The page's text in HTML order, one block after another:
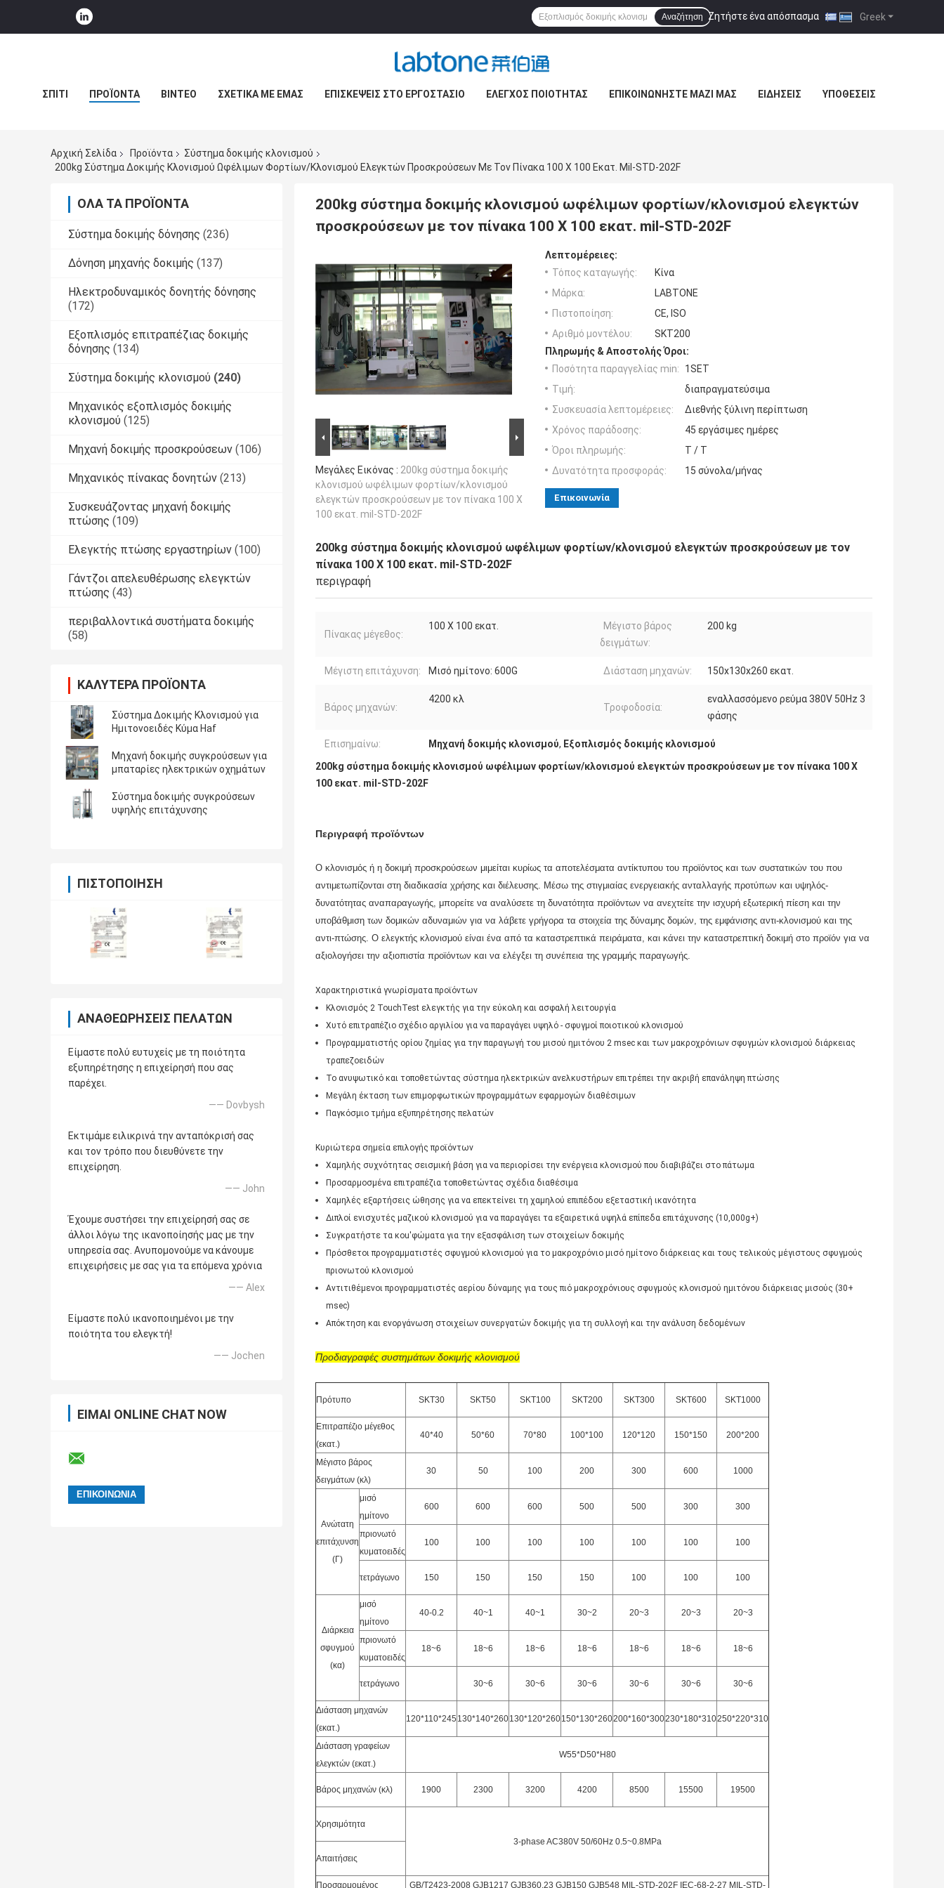
Greek
Ζητήστε ένα απόσπασμα |
Αναζήτηση
ΣΠΊΤΙ ΠΡΟΪΌΝΤΑ ΒΊΝΤΕΟ ΣΧΕΤΙΚΆ ΜΕ ΕΜΆΣ ΕΠΙΣΚΈΨΕΙΣ ΣΤΟ ΕΡΓΟΣΤΆΣΙΟ ΈΛΕΓΧΟΣ ΠΟΙΌΤΗΤΑΣ ΕΠΙΚΟΙΝΩΝΉΣΤΕ ΜΑΖΊ ΜΑΣ ΕΙΔΉΣΕΙΣ ΥΠΟΘΈΣΕΙΣ
Αρχική Σελίδα Προϊόντα
Σύστημα δοκιμής κλονισμού
200kg Σύστημα Δοκιμής Κλονισμού Ωφέλιμων Φορτίων/κλονισμού Ελεγκτών Προσκρούσεων Με Τον Πίνακα 100 X 100 Εκατ. Mil-STD-202F
ΌΛΑ ΤΑ ΠΡΟΪΌΝΤΑ
Σύστημα δοκιμής δόνησης (236)
Δόνηση μηχανής δοκιμής (137)
Ηλεκτροδυναμικός δονητής δόνησης
(172)
Εξοπλισμός επιτραπέζιας δοκιμής
δόνησης (134)
Σύστημα δοκιμής κλονισμού (240)
Μηχανικός εξοπλισμός δοκιμής
κλονισμού (125)
Μηχανή δοκιμής προσκρούσεων (106)
Μηχανικός πίνακας δονητών (213)
Συσκευάζοντας μηχανή δοκιμής
πτώσης (109)
Ελεγκτής πτώσης εργαστηρίων (100)
Γάντζοι απελευθέρωσης ελεγκτών
πτώσης (43)
περιβαλλοντικά συστήματα δοκιμής
(58)
ΚΑΛΎΤΕΡΑ ΠΡΟΪΌΝΤΑ
Σύστημα Δοκιμής Κλονισμού για
Ημιτονοειδές Κύμα Haf
Μηχανή δοκιμής συγκρούσεων για
μπαταρίες ηλεκτρικών οχημάτων
Σύστημα δοκιμής συγκρούσεων
υψηλής επιτάχυνσης
ΠΙΣΤΟΠΟΊΗΣΗ
ΑΝΑΘΕΩΡΉΣΕΙΣ ΠΕΛΑΤΏΝ
Είμαστε πολύ ευτυχείς με τη ποιότητα
εξυπηρέτησης η επιχείρησή που σας
παρέχει.
—— Dovbysh
Εκτιμάμε ειλικρινά την ανταπόκρισή σας
και τον τρόπο που διευθύνετε την
επιχείρηση.
—— John
Έχουμε συστήσει την επιχείρησή σας σε
άλλοι λόγω της ικανοποίησής μας με την
υπηρεσία σας. Ανυπομονούμε να κάνουμε
επιχειρήσεις με σας για τα επόμενα χρόνια
—— Alex
Είμαστε πολύ ικανοποιημένοι με την
ποιότητα του ελεγκτή!
—— Jochen
ΕΊΜΑΙ ONLINE CHAT NOW
200kg σύστημα δοκιμής κλονισμού ωφέλιμων φορτίων/κλονισμού ελεγκτών
προσκρούσεων με τον πίνακα 100 X 100 εκατ. mil-STD-202F
Μεγάλες Εικόνας : 200kg σύστημα δοκιμής
κλονισμού ωφέλιμων φορτίων/κλονισμού
ελεγκτών προσκρούσεων με τον πίνακα 100 X
100 εκατ. mil-STD-202F
Λεπτομέρειες:
Τόπος καταγωγής:
Κίνα
Μάρκα:
LABTONE
Πιστοποίηση:
CE, ISO
Αριθμό μοντέλου:
SKT200
Πληρωμής & Αποστολής Όροι:
Ποσότητα παραγγελίας min:
1SET
Τιμή:
διαπραγματεύσιμα
Συσκευασία λεπτομέρειες:
Διεθνής ξύλινη περίπτωση
Χρόνος παράδοσης:
45 εργάσιμες ημέρες
Όροι πληρωμής:
T / T
Δυνατότητα προσφοράς:
15 σύνολα/μήνας
Επικοινωνία
200kg σύστημα δοκιμής κλονισμού ωφέλιμων φορτίων/κλονισμού ελεγκτών προσκρούσεων με τον
πίνακα 100 X 100 εκατ. mil-STD-202F
περιγραφή
Πίνακας μέγεθος:
100 X 100 εκατ.
Μέγιστο βάρος
δειγμάτων:
200 kg
Μέγιστη επιτάχυνση: Μισό ημίτονο: 600G Διάσταση μηχανών: 150x130x260 εκατ.
Βάρος μηχανών:
4200 κλ
Τροφοδοσία:
εναλλασσόμενο ρεύμα 380V 50Hz 3
φάσης
Επισημαίνω: Μηχανή δοκιμής κλονισμού, Εξοπλισμός δοκιμής κλονισμού
200kg σύστημα δοκιμής κλονισμού ωφέλιμων φορτίων/κλονισμού ελεγκτών προσκρούσεων με τον πίνακα 100 X
100 εκατ. mil-STD-202F
Περιγραφή προϊόντων
Ο κλονισμός ή η δοκιμή προσκρούσεων μιμείται κυρίως τα αποτελέσματα αντίκτυπου του προϊόντος και των συστατικών του που
αντιμετωπίζονται στη διαδικασία χρήσης και διέλευσης. Μέσω της στιγμιαίας ενεργειακής ανταλλαγής προτύπων και υψηλός-
δυνατότητας αναπαραγωγής, μπορείτε να αναλύσετε τη δυνατότητα προϊόντων να ανεχτείτε την ισχυρή εξωτερική πίεση και την
υποβάθμιση των δομικών αδυναμιών για να λάβετε γρήγορα τα στοιχεία της δύναμης δομών, της εμφάνισης αντι-κλονισμού και της
αντι-πτώσης. Ο ελεγκτής κλονισμού είναι ένα από τα καταστρεπτικά πειράματα, και κάνει την καταστρεπτική δοκιμή στο προϊόν για να
αξιολογήσει την αξιοπιστία προϊόντων και να ελέγξει τη συνέπεια της γραμμής παραγωγής.
Χαρακτηριστικά γνωρίσματα προϊόντων
Κλονισμός 2 TouchTest ελεγκτής για την εύκολη και ασφαλή λειτουργία
Χυτό επιτραπέζιο σχέδιο αργιλίου για να παραγάγει υψηλό - σφυγμοί ποιοτικού κλονισμού
Προγραμματιστής ορίου ζημίας για την παραγωγή του μισού ημιτόνου 2 msec και των μακροχρόνιων σφυγμών κλονισμού διάρκειας
τραπεζοειδών
Το ανυψωτικό και τοποθετώντας σύστημα ηλεκτρικών ανελκυστήρων επιτρέπει την ακριβή επανάληψη πτώσης
Μεγάλη έκταση των επιμορφωτικών προγραμμάτων εφαρμογών διαθέσιμων
Παγκόσμιο τμήμα εξυπηρέτησης πελατών
Κυριώτερα σημεία επιλογής προϊόντων
Χαμηλής συχνότητας σεισμική βάση για να περιορίσει την ενέργεια κλονισμού που διαβιβάζει στο πάτωμα
Προσαρμοσμένα επιτραπέζια τοποθετώντας σχέδια διαθέσιμα
Χαμηλές εξαρτήσεις ώθησης για να επεκτείνει τη χαμηλού επιπέδου εξεταστική ικανότητα
Διπλοί ενισχυτές μαζικού κλονισμού για να παραγάγει τα εξαιρετικά υψηλά επίπεδα επιτάχυνσης (10,000g+)
Συγκρατήστε τα κοu'φώματα για την εξασφάλιση των στοιχείων δοκιμής
Πρόσθετοι προγραμματιστές σφυγμού κλονισμού για το μακροχρόνιο μισό ημίτονο διάρκειας και τους τελικούς μέγιστους σφυγμούς
πριονωτού κλονισμού
Αντιτιθέμενοι προγραμματιστές αερίου δύναμης για τους πιό μακροχρόνιους σφυγμούς κλονισμού ημιτόνου διάρκειας μισούς (30+
msec)
Απόκτηση και ενοργάνωση στοιχείων συνεργατών δοκιμής για τη συλλογή και την ανάλυση δεδομένων
Προδιαγραφές συστημάτων δοκιμής κλονισμού
Πρότυπο SKT30 SKT50 SKT100 SKT200 SKT300 SKT600 SKT1000
Επιτραπέζιο μέγεθος
(εκατ.)
40*40 50*60 70*80 100*100 120*120 150*150 200*200
Μέγιστο βάρος
δειγμάτων (κλ)
30 50 100 200 300 600 1000
Ανώτατη
επιτάχυνση
(Γ)
μισό
ημίτονο
600 600 600 500 500 300 300
πριονωτό
κυματοειδές
100 100 100 100 100 100 100
τετράγωνο 150 150 150 150 100 100 100
Διάρκεια
σφυγμού
(κα)
μισό
ημίτονο
40-0.2 40~1 40~1 30~2 20~3 20~3 20~3
πριονωτό
κυματοειδές
18~6 18~6 18~6 18~6 18~6 18~6 18~6
τετράγωνο 30~6 30~6 30~6 30~6 30~6 30~6
Διάσταση μηχανών
(εκατ.)
120*110*245 130*140*260130*120*260150*130*260200*160*300230*180*310250*220*310
Διάσταση γραφείων
ελεγκτών (εκατ.)
W55*D50*H80
Βάρος μηχανών (κλ) 1900 2300 3200 4200 8500 15500 19500
Χρησιμότητα
3-phase AC380V 50/60Hz 0.5~0.8MPa
Απαιτήσεις
Προσαρμομένος GB/T2423-2008 GJB1217 GJB360.23 GJB150 GJB548 MIL-STD-202F IEC-68-2-27 MIL-STD-